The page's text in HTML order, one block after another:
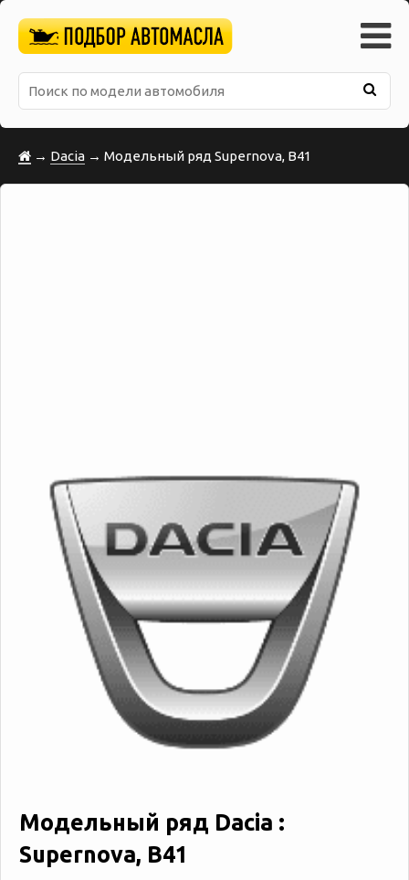
→ Dacia → Модельный ряд Supernova, B41
Модельный ряд Dacia :
Supernova, B41